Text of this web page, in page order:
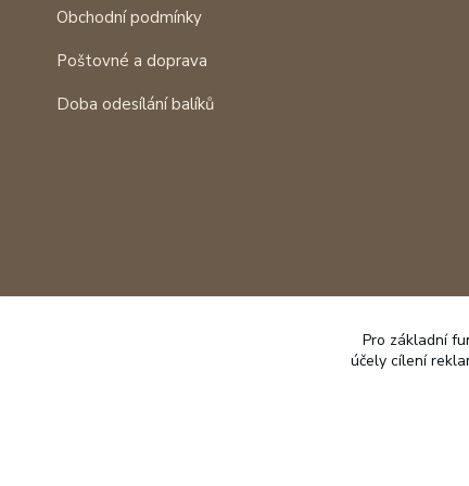
Obchodní podmínky
Poštovné a doprava
Doba odesílání balíků
Pro základní
účely cílení